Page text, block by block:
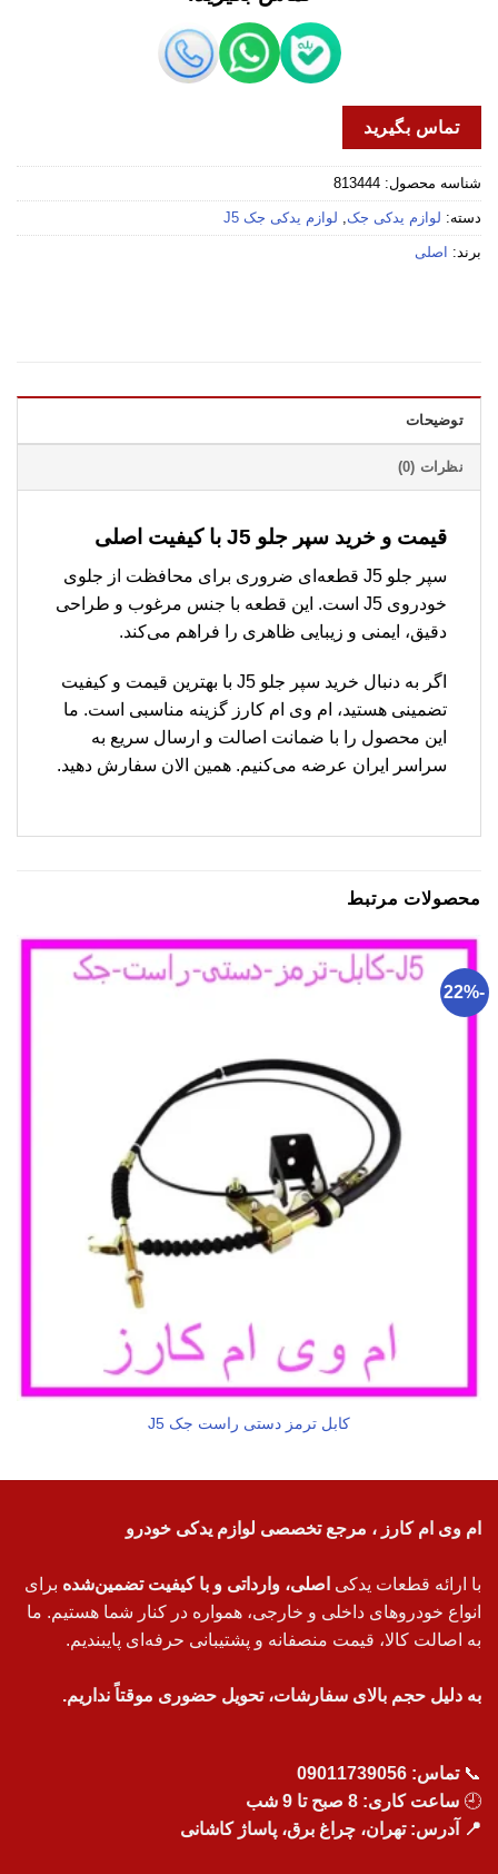
تماس بگیرید
شناسه محصول: 813444
دسته: لوازم یدکی جک, لوازم یدکی جک J5
برند: اصلی
توضیحات
نظرات (0)
قیمت و خرید سپر جلو J5 با کیفیت اصلی
سپر جلو J5 قطعه‌ای ضروری برای محافظت از جلوی
خودروی J5 است. این قطعه با جنس مرغوب و طراحی
دقیق، ایمنی و زیبایی ظاهری را فراهم می‌کند.
اگر به دنبال خرید سپر جلو J5 با بهترین قیمت و کیفیت
تضمینی هستید، ام وی ام کارز گزینه مناسبی است. ما
این محصول را با ضمانت اصالت و ارسال سریع به
سراسر ایران عرضه می‌کنیم. همین الان سفارش دهید.
محصولات مرتبط
-22%
کابل ترمز دستی راست جک J5
ام وی ام کارز ، مرجع تخصصی لوازم یدکی خودرو
با ارائه قطعات یدکی اصلی، وارداتی و با کیفیت تضمین‌شده برای
انواع خودروهای داخلی و خارجی، همواره در کنار شما هستیم. ما
به اصالت کالا، قیمت منصفانه و پشتیبانی حرفه‌ای پایبندیم.
به دلیل حجم بالای سفارشات، تحویل حضوری موقتاً نداریم.
📞تماس: 09011739056
🕘 ساعت کاری: 8 صبح تا 9 شب
📍 آدرس: تهران، چراغ برق، پاساژ کاشانی